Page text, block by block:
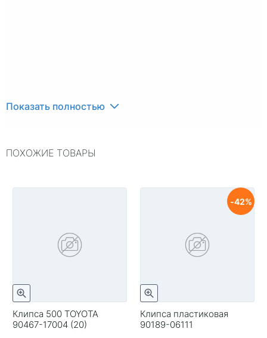
Показать полностью
ПОХОЖИЕ ТОВАРЫ
Клипса 500 TOYOTA
90467-17004 (20)
Клипса пластиковая
90189-06111
42